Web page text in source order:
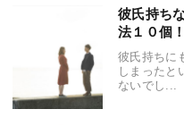
彼氏持ち
法１０個
彼氏持ちに
しまったと
ないでし...